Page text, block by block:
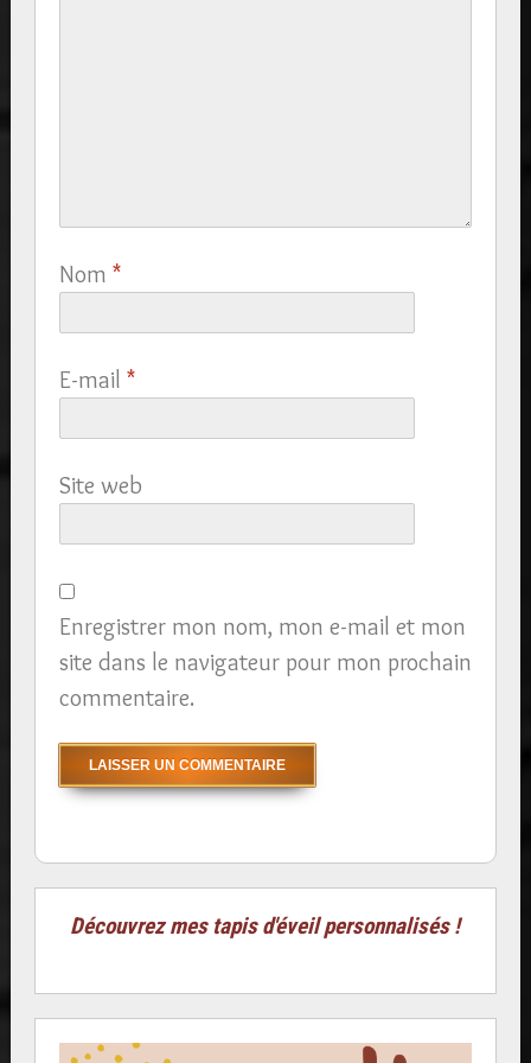
Nom *
E-mail *
Site web
Enregistrer mon nom, mon e-mail et mon
site dans le navigateur pour mon prochain
commentaire.
Découvrez mes tapis d'éveil personnalisés !